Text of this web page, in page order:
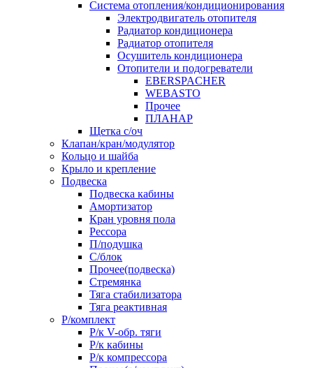
Система отопления/кондиционирования
Электродвигатель отопителя
Радиатор кондиционера
Радиатор отопителя
Осушитель кондиционера
Отопители и подогреватели
EBERSPACHER
WEBASTO
Прочее
ПЛАНАР
Щетка с/оч
Клапан/кран/модулятор
Кольцо и шайба
Крыло и крепление
Подвеска
Подвеска кабины
Амортизатор
Кран уровня пола
Рессора
П/подушка
С/блок
Прочее(подвеска)
Стремянка
Тяга стабилизатора
Тяга реактивная
Р/комплект
Р/к V-обр. тяги
Р/к кабины
Р/к компрессора